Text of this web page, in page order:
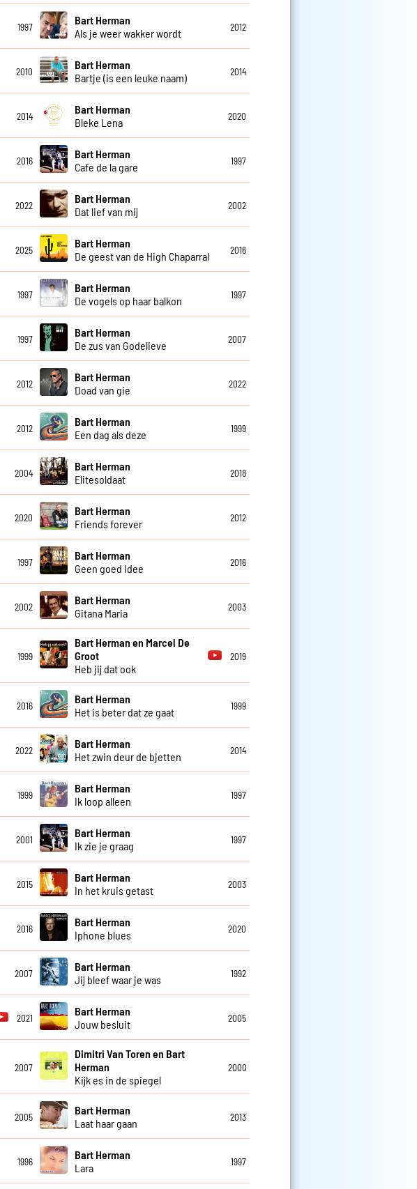
1997
Bart Herman
Als je weer wakker wordt
2012
2010
Bart Herman
Bartje (is een leuke naam)
2014
2014
Bart Herman
Bleke Lena
2020
2016
Bart Herman
Cafe de la gare
1997
2022
Bart Herman
Dat lief van mij
2002
2025
Bart Herman
De geest van de High Chaparral
2016
1997
Bart Herman
De vogels op haar balkon
1997
1997
Bart Herman
De zus van Godelieve
2007
2012
Bart Herman
Doad van gie
2022
2012
Bart Herman
Een dag als deze
1999
2004
Bart Herman
Elitesoldaat
2018
2020
Bart Herman
Friends forever
2012
1997
Bart Herman
Geen goed idee
2016
2002
Bart Herman
Gitana Maria
2003
1999
Bart Herman en Marcel De
Groot
Heb jij dat ook
2019
2016
Bart Herman
Het is beter dat ze gaat
1999
2022
Bart Herman
Het zwin deur de bjetten
2014
1999
Bart Herman
Ik loop alleen
1997
2001
Bart Herman
Ik zie je graag
1997
2015
Bart Herman
In het kruis getast
2003
2016
Bart Herman
Iphone blues
2020
2007
Bart Herman
Jij bleef waar je was
1992
2021
Bart Herman
Jouw besluit
2005
2007
Dimitri Van Toren en Bart
Herman
Kijk es in de spiegel
2000
2005
Bart Herman
Laat haar gaan
2013
1996
Bart Herman
Lara
1997